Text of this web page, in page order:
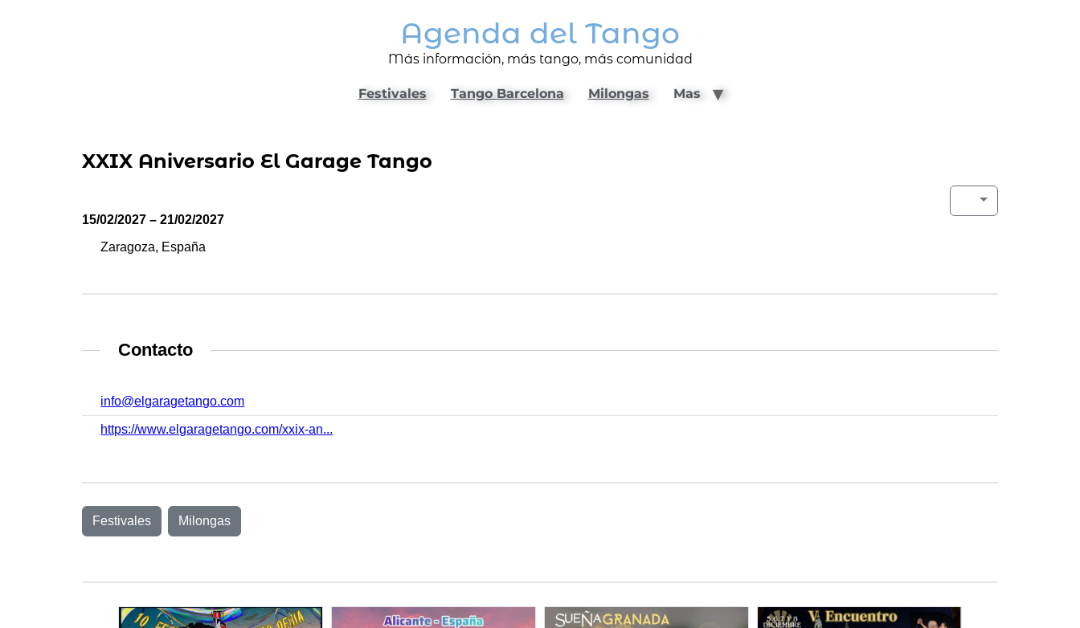
Agenda del Tango
Más información, más tango, más comunidad
Festivales Tango Barcelona Milongas Mas
XXIX Aniversario El Garage Tango
15/02/2027 – 21/02/2027
Zaragoza, España
Contacto
info@elgaragetango.com
https://www.elgaragetango.com/xxix-an...
Festivales Milongas